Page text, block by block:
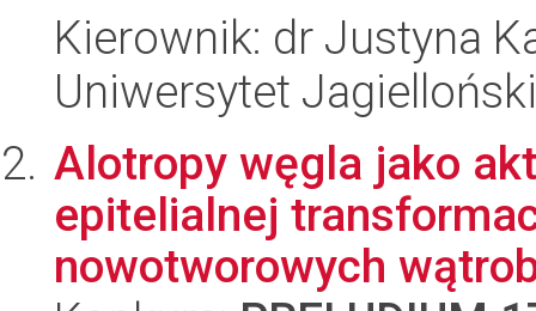
Kierownik: dr Justyna
Uniwersytet
Alotropy węgla jako
epitelialnej
nowotworowych